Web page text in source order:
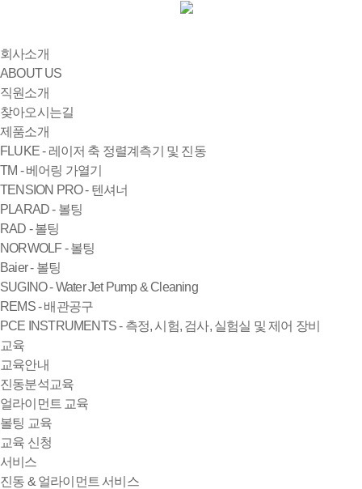
회사소개
ABOUT US
직원소개
찾아오시는길
제품소개
FLUKE - 레이저 축 정렬계측기 및 진동
TM - 베어링 가열기
TENSION PRO - 텐셔너
PLARAD - 볼팅
RAD - 볼팅
NORWOLF - 볼팅
Baier - 볼팅
SUGINO - Water Jet Pump & Cleaning
REMS - 배관공구
PCE INSTRUMENTS - 측정, 시험, 검사, 실험실 및 제어 장비
교육
교육안내
진동분석교육
얼라이먼트 교육
볼팅 교육
교육 신청
서비스
진동 & 얼라이먼트 서비스